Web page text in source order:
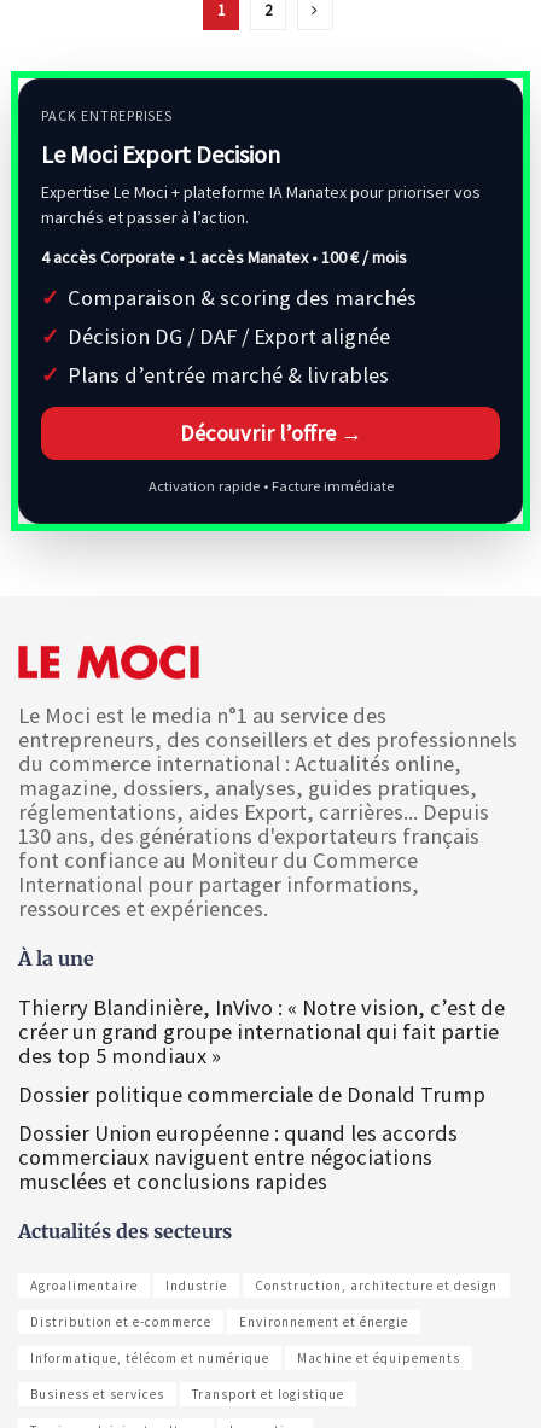
1 2
PACK ENTREPRISES
Le Moci Export Decision
Expertise Le Moci + plateforme IA Manatex pour prioriser vos
marchés et passer à l’action.
4 accès Corporate • 1 accès Manatex •100 € / mois
Comparaison & scoring des marchés
Décision DG / DAF / Export alignée
Plans d’entrée marché & livrables
Découvrir l’offre →
Activation rapide • Facture immédiate
Le Moci est le media n°1 au service des
entrepreneurs, des conseillers et des professionnels
du commerce international : Actualités online,
magazine, dossiers, analyses, guides pratiques,
réglementations, aides Export, carrières... Depuis
130 ans, des générations d'exportateurs français
font confiance au Moniteur du Commerce
International pour partager informations,
ressources et expériences.
À la une
Thierry Blandinière, InVivo : « Notre vision, c’est de
créer un grand groupe international qui fait partie
des top 5 mondiaux »
Dossier politique commerciale de Donald Trump
Dossier Union européenne : quand les accords
commerciaux naviguent entre négociations
musclées et conclusions rapides
Actualités des secteurs
Agroalimentaire Industrie Construction, architecture et design
Distribution et e-commerce Environnement et énergie
Informatique, télécom et numérique Machine et équipements
Business et services Transport et logistique